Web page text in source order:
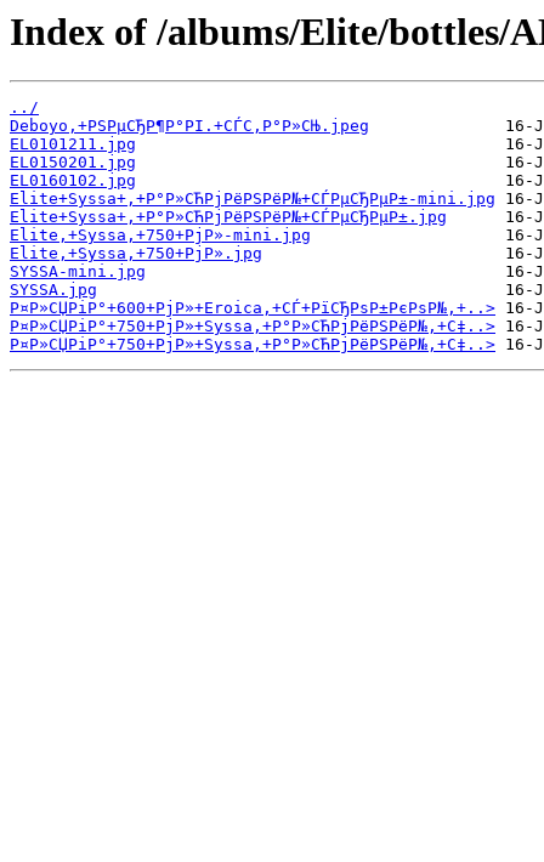
Index of /albums/Elite/bottles/
../
Deboyo,+РЅРµСЂР¶Р°РІ.+СЃС‚Р°Р»СЊ.jpeg
EL0101211.jpg
EL0150201.jpg
EL0160102.jpg
Elite+Syssa+,+Р°Р»СЋРјРёРЅРёР№+СЃРµСЂРµР±-mini.jpg
Elite+Syssa+,+Р°Р»СЋРјРёРЅРёР№+СЃРµСЂРµР±.jpg
Elite,+Syssa,+750+РјР»-mini.jpg
Elite,+Syssa,+750+РјР».jpg
SYSSA-mini.jpg
SYSSA.jpg
Р¤Р»СЏРіР°+600+РјР»+Eroica,+СЃ+РїСЂРѕР±РєРѕР№,+..>
Р¤Р»СЏРіР°+750+РјР»+Syssa,+Р°Р»СЋРјРёРЅРёР№,+С‡..>
Р¤Р»СЏРіР°+750+РјР»+Syssa,+Р°Р»СЋРјРёРЅРёР№,+С‡..>